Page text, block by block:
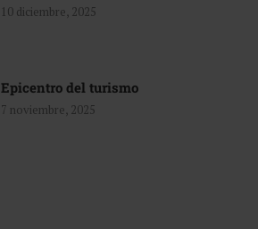
10 diciembre, 2025
Epicentro del turismo
7 noviembre, 2025